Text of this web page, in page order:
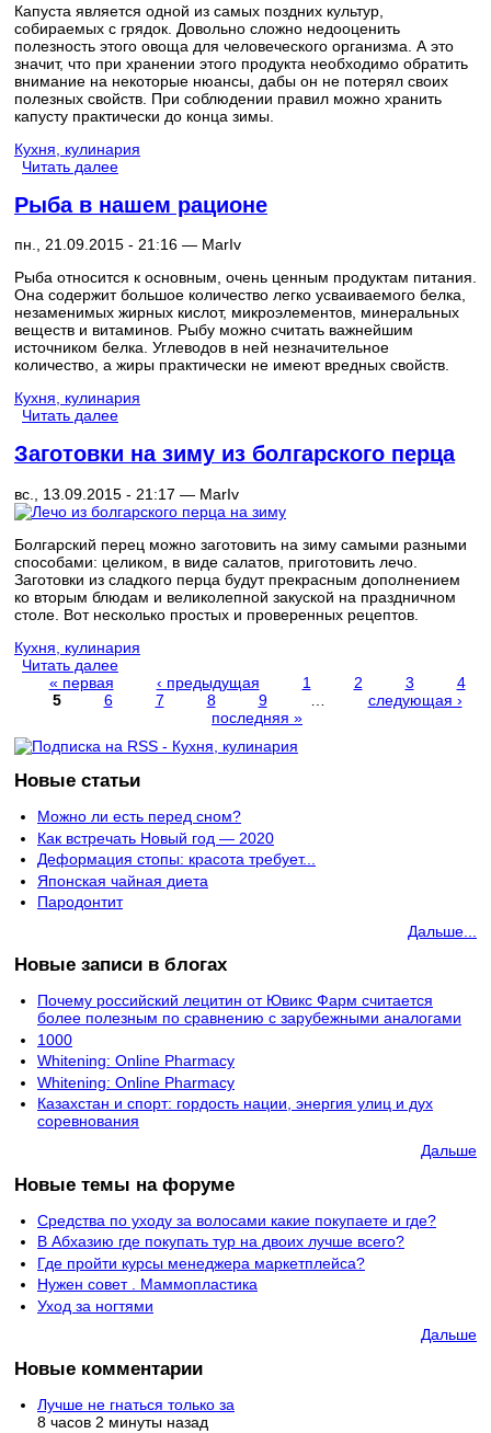
Капуста является одной из самых поздних культур,
собираемых с грядок. Довольно сложно недооценить
полезность этого овоща для человеческого организма. А это
значит, что при хранении этого продукта необходимо обратить
внимание на некоторые нюансы, дабы он не потерял своих
полезных свойств. При соблюдении правил можно хранить
капусту практически до конца зимы.
Кухня, кулинария
Читать далее
Рыба в нашем рационе
пн., 21.09.2015 - 21:16 — MarIv
Рыба относится к основным, очень ценным продуктам питания.
Она содержит большое количество легко усваиваемого белка,
незаменимых жирных кислот, микроэлементов, минеральных
веществ и витаминов. Рыбу можно считать важнейшим
источником белка. Углеводов в ней незначительное
количество, а жиры практически не имеют вредных свойств.
Кухня, кулинария
Читать далее
Заготовки на зиму из болгарского перца
вс., 13.09.2015 - 21:17 — MarIv
Болгарский перец можно заготовить на зиму самыми разными
способами: целиком, в виде салатов, приготовить лечо.
Заготовки из сладкого перца будут прекрасным дополнением
ко вторым блюдам и великолепной закуской на праздничном
столе. Вот несколько простых и проверенных рецептов.
Кухня, кулинария
Читать далее
Страницы
« первая ‹ предыдущая 1 2 3
4
5
6 7 8 9
следующая ›
последняя »
Новые статьи
Можно ли есть перед сном?
Как встречать Новый год — 2020
Деформация стопы: красота требует...
Японская чайная диета
Пародонтит
Дальше...
Новые записи в блогах
Почему российский лецитин от Ювикс Фарм считается
более полезным по сравнению с зарубежными аналогами
1000
Whitening: Online Pharmacy
Whitening: Online Pharmacy
Казахстан и спорт: гордость нации, энергия улиц и дух
соревнования
Дальше
Новые темы на форуме
Средства по уходу за волосами какие покупаете и где?
В Абхазию где покупать тур на двоих лучше всего?
Где пройти курсы менеджера маркетплейса?
Нужен совет . Маммопластика
Уход за ногтями
Дальше
Новые комментарии
Лучше не гнаться только за
8 часов 2 минуты назад